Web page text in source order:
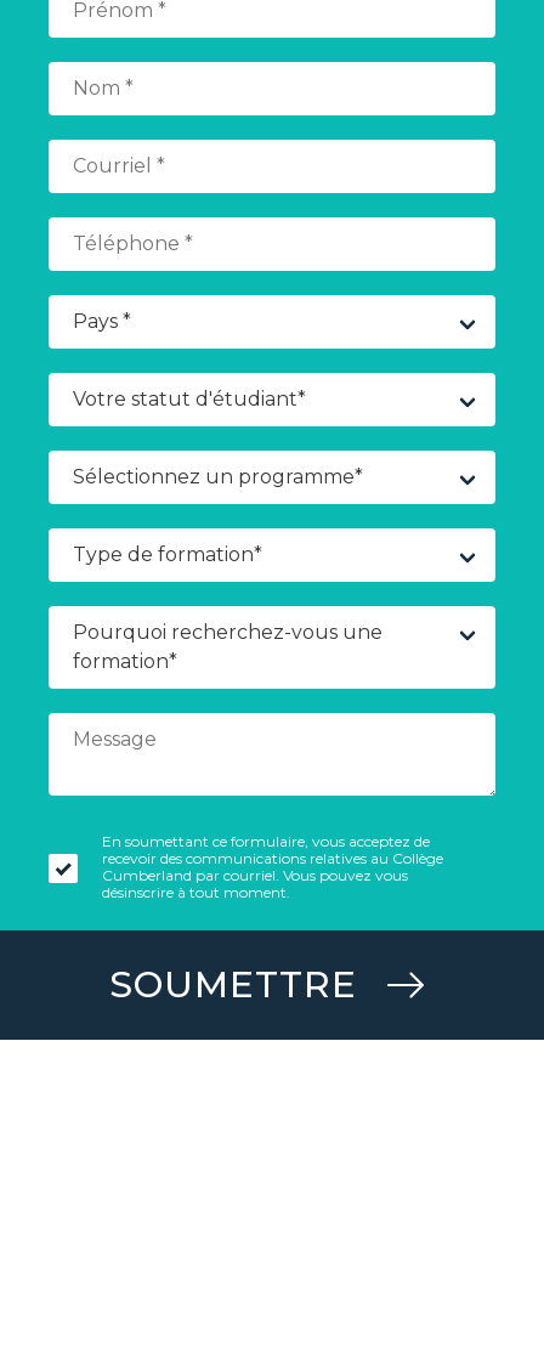
En soumettant ce formulaire, vous acceptez de
recevoir des communications relatives au Collège
Cumberland par courriel. Vous pouvez vous
désinscrire à tout moment.
SOUMETTRE